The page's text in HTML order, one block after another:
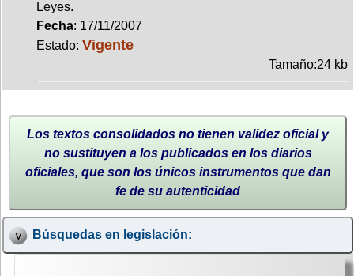
Leyes.
Fecha: 17/11/2007
Estado: Vigente
Tamaño:24 kb
Los textos consolidados no tienen validez oficial y
no sustituyen a los publicados en los diarios
oficiales, que son los únicos instrumentos que dan
fe de su autenticidad
Búsquedas en legislación: